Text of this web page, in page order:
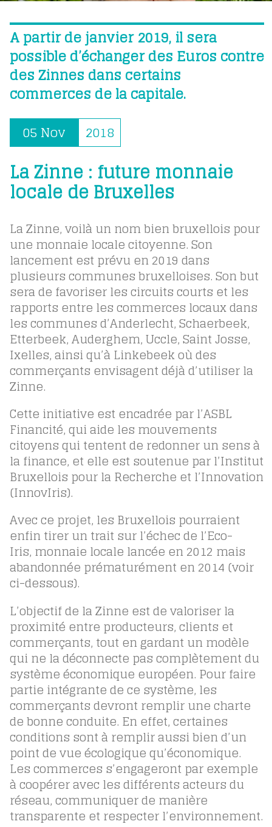
A partir de janvier 2019, il sera
possible d’échanger des Euros contre
des Zinnes dans certains
commerces de la capitale.
05 Nov 2018
La Zinne : future monnaie
locale de Bruxelles
La Zinne, voilà un nom bien bruxellois pour
une monnaie locale citoyenne. Son
lancement est prévu en 2019 dans
plusieurs communes bruxelloises. Son but
sera de favoriser les circuits courts et les
rapports entre les commerces locaux dans
les communes d’Anderlecht, Schaerbeek,
Etterbeek, Auderghem, Uccle, Saint Josse,
Ixelles, ainsi qu’à Linkebeek où des
commerçants envisagent déjà d’utiliser la
Zinne.
Cette initiative est encadrée par l’ASBL
Financité, qui aide les mouvements
citoyens qui tentent de redonner un sens à
la finance, et elle est soutenue par l’Institut
Bruxellois pour la Recherche et l’Innovation
(InnovIris).
Avec ce projet, les Bruxellois pourraient
enfin tirer un trait sur l’échec de l’Eco-
Iris, monnaie locale lancée en 2012 mais
abandonnée prématurément en 2014 (voir
ci-dessous).
L’objectif de la Zinne est de valoriser la
proximité entre producteurs, clients et
commerçants, tout en gardant un modèle
qui ne la déconnecte pas complètement du
système économique européen. Pour faire
partie intégrante de ce système, les
commerçants devront remplir une charte
de bonne conduite. En effet, certaines
conditions sont à remplir aussi bien d’un
point de vue écologique qu’économique.
Les commerces s’engageront par exemple
à coopérer avec les différents acteurs du
réseau, communiquer de manière
transparente et respecter l’environnement.